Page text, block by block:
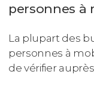
personnes à
La plupart des
personnes à
de vérifier